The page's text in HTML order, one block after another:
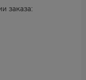
заказа: